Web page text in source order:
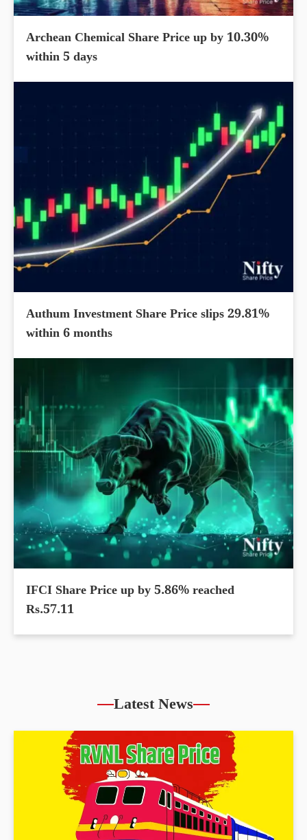
Archean Chemical Share Price up by 10.30%
within 5 days
Authum Investment Share Price slips 29.81%
within 6 months
IFCI Share Price up by 5.86% reached
Rs.57.11
Latest News